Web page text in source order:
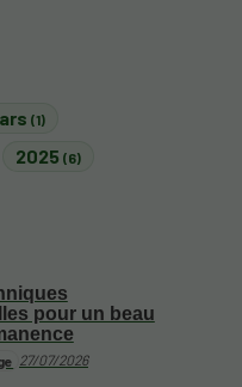
(1)
2025(6)
27/07/2026
pour un beau